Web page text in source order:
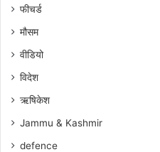
फीचर्ड
मौसम
वीडियो
विदेश
ऋषिकेश
Jammu & Kashmir
defence